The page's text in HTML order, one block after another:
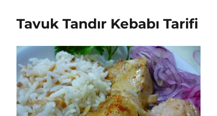
Tavuk Tandır Kebabı Tarifi